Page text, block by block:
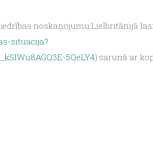
noskaņojumu Lielbritānijā
situacija?
5QeLY4) sarunā ar